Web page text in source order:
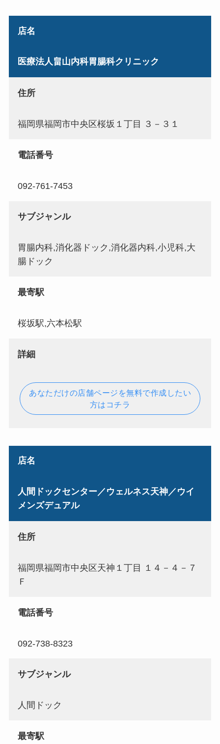
店名
医療法人畠山内科胃腸科クリニック
住所
福岡県福岡市中央区桜坂１丁目 ３－３１
電話番号
092-761-7453
サブジャンル
胃腸内科,消化器ドック,消化器内科,小児科,大
腸ドック
最寄駅
桜坂駅,六本松駅
詳細
あなただけの店舗ページを無料で作成したい
方はコチラ
店名
人間ドックセンター／ウェルネス天神／ウイ
メンズデュアル
住所
福岡県福岡市中央区天神１丁目 １４－４－７
Ｆ
電話番号
092-738-8323
サブジャンル
人間ドック
最寄駅